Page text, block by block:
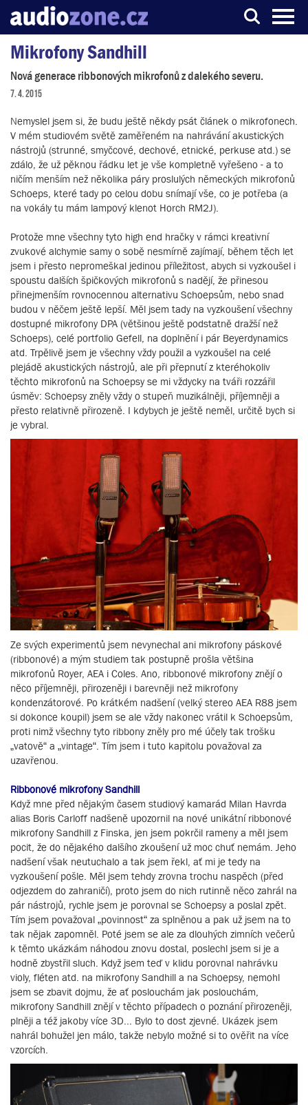
Server o digitálním zpracování zvuku
Mikrofony Sandhill
Nová generace ribbonových mikrofonů z dalekého severu.
7. 4. 2015
Nemyslel jsem si, že budu ještě někdy psát článek o mikrofonech.
V mém studiovém světě zaměřeném na nahrávání akustických
nástrojů (strunné, smyčcové, dechové, etnické, perkuse atd.) se
zdálo, že už pěknou řádku let je vše kompletně vyřešeno - a to
ničím menším než několika páry proslulých německých mikrofonů
Schoeps, které tady po celou dobu snímají vše, co je potřeba (a
na vokály tu mám lampový klenot Horch RM2J).
Protože mne všechny tyto high end hračky v rámci kreativní
zvukové alchymie samy o sobě nesmírně zajímají, během těch let
jsem i přesto nepromeškal jedinou příležitost, abych si vyzkoušel i
spoustu dalších špičkových mikrofonů s nadějí, že přinesou
přinejmenším rovnocennou alternativu Schoepsům, nebo snad
budou v něčem ještě lepší. Měl jsem tady na vyzkoušení všechny
dostupné mikrofony DPA (většinou ještě podstatně dražší než
Schoeps), celé portfolio Gefell, na doplnění i pár Beyerdynamics
atd. Trpělivě jsem je všechny vždy použil a vyzkoušel na celé
plejádě akustických nástrojů, ale při přepnutí z kteréhokoliv
těchto mikrofonů na Schoepsy se mi vždycky na tváři rozzářil
úsměv: Schoepsy zněly vždy o stupeň muzikálněji, příjemněji a
přesto relativně přirozeně. I kdybych je ještě neměl, určitě bych si
je vybral.
Ze svých experimentů jsem nevynechal ani mikrofony páskové
(ribbonové) a mým studiem tak postupně prošla většina
mikrofonů Royer, AEA i Coles. Ano, ribbonové mikrofony znějí o
něco příjemněji, přirozeněji i barevněji než mikrofony
kondenzátorové. Po krátkém nadšení (velký stereo AEA R88 jsem
si dokonce koupil) jsem se ale vždy nakonec vrátil k Schoepsům,
proti nimž všechny tyto ribbony zněly pro mé účely tak trošku
„vatově“ a „vintage“. Tím jsem i tuto kapitolu považoval za
uzavřenou.
Ribbonové mikrofony Sandhill
Když mne před nějakým časem studiový kamarád Milan Havrda
alias Boris Carloff nadšeně upozornil na nové unikátní ribbonové
mikrofony Sandhill z Finska, jen jsem pokrčil rameny a měl jsem
pocit, že do nějakého dalšího zkoušení už moc chuť nemám. Jeho
nadšení však neutuchalo a tak jsem řekl, ať mi je tedy na
vyzkoušení pošle. Měl jsem tehdy zrovna trochu naspěch (před
odjezdem do zahraničí), proto jsem do nich rutinně něco zahrál na
pár nástrojů, rychle jsem je porovnal se Schoepsy a poslal zpět.
Tím jsem považoval „povinnost“ za splněnou a pak už jsem na to
tak nějak zapomněl. Poté jsem se ale za dlouhých zimních večerů
k těmto ukázkám náhodou znovu dostal, poslechl jsem si je a
hodně zbystřil sluch. Když jsem teď v klidu porovnal nahrávku
violy, fléten atd. na mikrofony Sandhill a na Schoepsy, nemohl
jsem se zbavit dojmu, že ať poslouchám jak poslouchám,
mikrofony Sandhill znějí v těchto případech o poznání přirozeněji,
plněji a též jakoby více 3D... Bylo to dost zjevné. Ukázek jsem
nahrál bohužel jen málo, takže nebylo možné si to ověřit na více
vzorcích.